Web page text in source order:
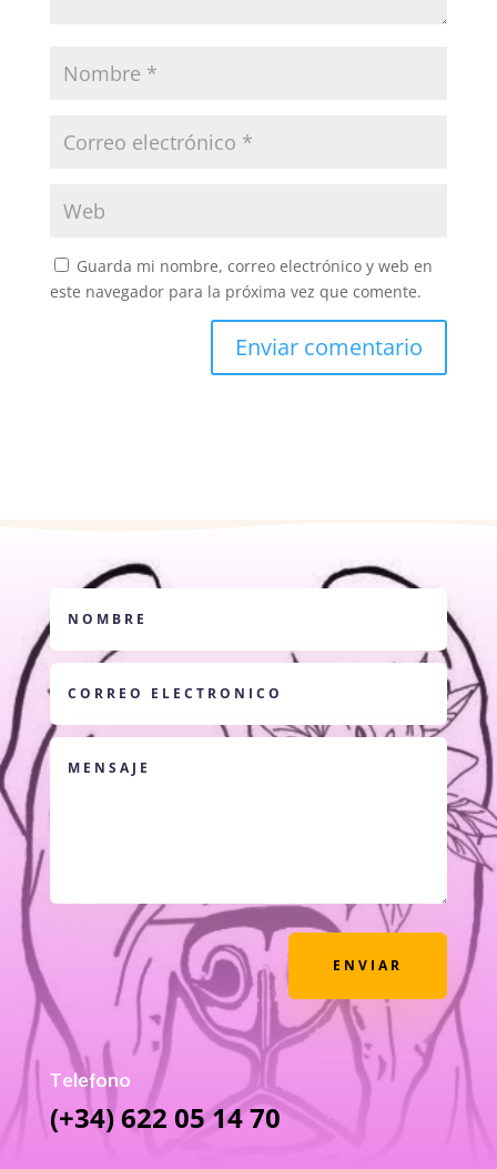
Guarda mi nombre, correo electrónico y web en
este navegador para la próxima vez que comente.
ENVIAR
Telefono
(+34) 622 05 14 70